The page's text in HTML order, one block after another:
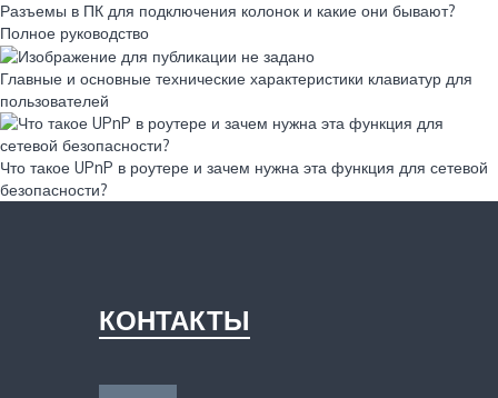
Разъемы в ПК для подключения колонок и какие они бывают?
Полное руководство
Главные и основные технические характеристики клавиатур для
пользователей
Что такое UPnP в роутере и зачем нужна эта функция для сетевой
безопасности?
КОНТАКТЫ